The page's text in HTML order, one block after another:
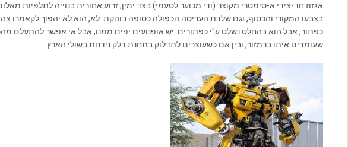
אגזוז חד-צידי א-סימטרי מקוצר (ודי מכוער לטעמי) בצד ימין, זרוע אחורית בנוייה לתלפיות
בצבעו המקורי והכסוף, וגם שלדת העריסה הכפולה כסופה בוהקת. לא, הוא לא יהפוך לקאמרו
כפתור, אבל הוא בהחלט נשלט ע"י כפתורים. יש אופנועים יפים ממנו, אבל אי אפשר להתעלם
שעומדים איתו ברמזור, ובין אם כשעוצרים לתדלוק בתחנת דלק נידחת בשולי הארץ.